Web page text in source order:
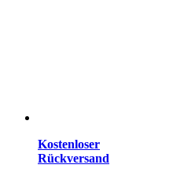
Kostenloser
Rückversand